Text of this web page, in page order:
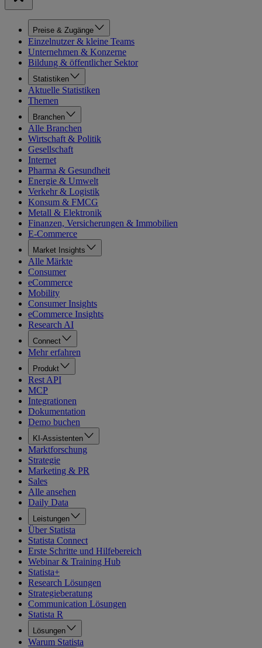
Preise & Zugänge
Einzelnutzer & kleine Teams
Unternehmen & Konzerne
Bildung & öffentlicher Sektor
Statistiken
Aktuelle Statistiken
Themen
Branchen
Alle Branchen
Wirtschaft & Politik
Gesellschaft
Internet
Pharma & Gesundheit
Energie & Umwelt
Verkehr & Logistik
Konsum & FMCG
Metall & Elektronik
Finanzen, Versicherungen & Immobilien
E-Commerce
Market Insights
Alle Märkte
Consumer
eCommerce
Mobility
Consumer Insights
eCommerce Insights
Research AI
Connect
Mehr erfahren
Produkt
Rest API
MCP
Integrationen
Dokumentation
Demo buchen
KI-Assistenten
Marktforschung
Strategie
Marketing & PR
Sales
Alle ansehen
Daily Data
Leistungen
Über Statista
Statista Connect
Erste Schritte und Hilfebereich
Webinar & Training Hub
Statista+
Research Lösungen
Strategieberatung
Communication Lösungen
Statista R
Lösungen
Warum Statista